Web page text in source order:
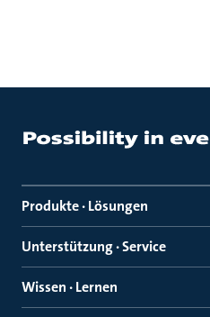
Produkte · Lösungen
Unterstützung · Service
Wissen · Lernen